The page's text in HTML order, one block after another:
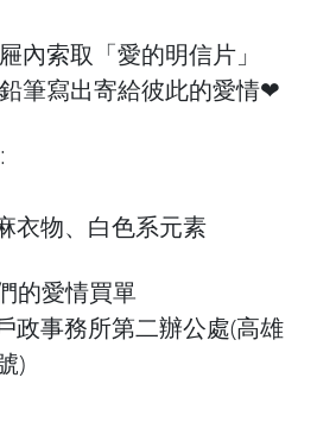
內索取「愛的明信片」
筆寫出寄給彼此的愛情❤︎
衣物、白色系元素
的愛情買單
政事務所第二辦公處(高雄
)